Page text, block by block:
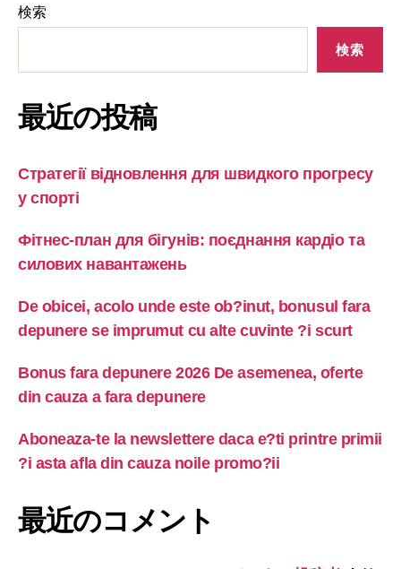
検索
検索
最近の投稿
Стратегії відновлення для швидкого прогресу
у спорті
Фітнес-план для бігунів: поєднання кардіо та
силових навантажень
De obicei, acolo unde este ob?inut, bonusul fara
depunere se imprumut cu alte cuvinte ?i scurt
Bonus fara depunere 2026 De asemenea, oferte
din cauza a fara depunere
Aboneaza-te la newslettere daca e?ti printre primii
?i asta afla din cauza noile promo?ii
最近のコメント